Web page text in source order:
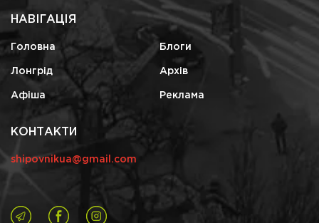
НАВІГАЦІЯ
Головна Блоги
Лонгрід Архів
Афіша Реклама
КОНТАКТИ
shipovnikua@gmail.com